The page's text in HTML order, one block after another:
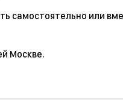
самостоятельно или
Москве.